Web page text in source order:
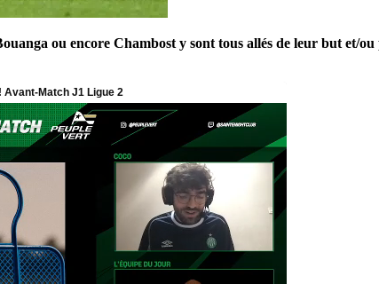
ou encore Chambost y sont tous allés de leur but et/